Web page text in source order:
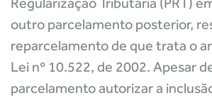
outro parcelamento posterior,
reparcelamento de que trata o
Lei nº 10.522, de 2002. Apesar
parcelamento autorizar a